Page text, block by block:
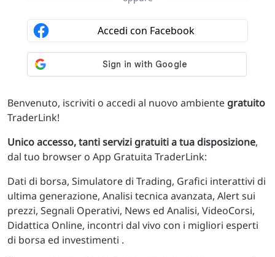
Benvenuto, iscriviti o accedi al nuovo ambiente gratuito
TraderLink!
Unico accesso, tanti servizi gratuiti a tua disposizione,
dal tuo browser o App Gratuita TraderLink:
Dati di borsa, Simulatore di Trading, Grafici interattivi di
ultima generazione, Analisi tecnica avanzata, Alert sui
prezzi, Segnali Operativi, News ed Analisi, VideoCorsi,
Didattica Online, incontri dal vivo con i migliori esperti
di borsa ed investimenti .